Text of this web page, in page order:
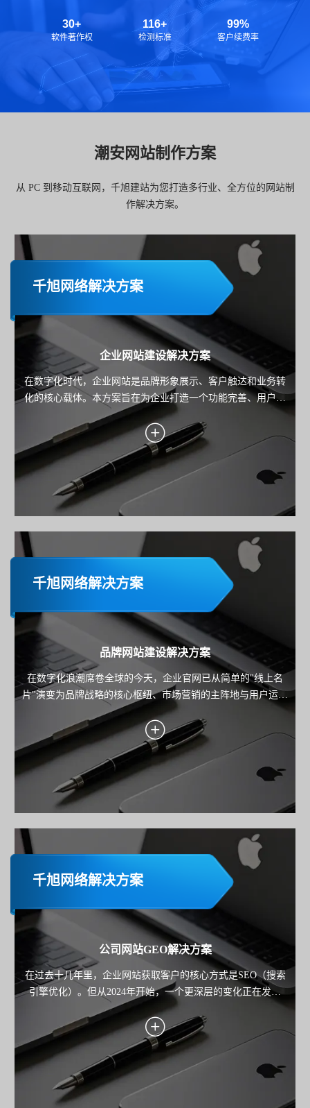
30+
软件著作权
116+
检测标准
99%
客户续费率
潮安网站制作方案
从 PC 到移动互联网，千旭建站为您打造多行业、全方位的网站制
作解决方案。
千旭网络解决方案
企业网站建设解决方案
在数字化时代，企业网站是品牌形象展示、客户触达和业务转
化的核心载体。本方案旨在为企业打造一个功能完善、用户体
验优秀且具备市场竞争力的网站，助力企业实现品牌传播、用
户服务与业务增长的目标。
千旭网络解决方案
品牌网站建设解决方案
在数字化浪潮席卷全球的今天，企业官网已从简单的"线上名
片"演变为品牌战略的核心枢纽、市场营销的主阵地与用户运营
的关键载体。本方案旨在为企业规划并构建一个集品牌展示、
内容营销、线索转化与用户服务于一体的高端官方网站，确保
网站不仅是技术的产物，更是驱动业务增长的战略资产。
千旭网络解决方案
公司网站GEO解决方案
在过去十几年里，企业网站获取客户的核心方式是SEO（搜索
引擎优化）。但从2024年开始，一个更深层的变化正在发生
——用户不再只"搜索"，而是开始"询问AI"。 从 ChatGPT 到
Google Gemini，再到各类AI搜索产品，用户获取信息的路径正
在从"点击链接"，转向"直接获得答案"。 这也意味着： 企业网
站的竞争